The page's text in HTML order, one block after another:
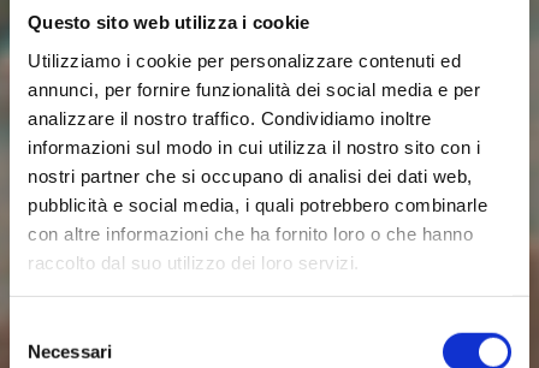
Questo sito web utilizza i cookie
Utilizziamo i cookie per personalizzare contenuti ed
annunci, per fornire funzionalità dei social media e per
analizzare il nostro traffico. Condividiamo inoltre
informazioni sul modo in cui utilizza il nostro sito con i
nostri partner che si occupano di analisi dei dati web,
pubblicità e social media, i quali potrebbero combinarle
con altre informazioni che ha fornito loro o che hanno
raccolto dal suo utilizzo dei loro servizi.
delNecessari
Dieta Detox? Come